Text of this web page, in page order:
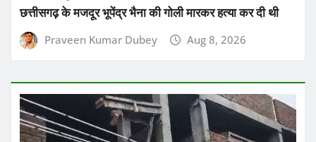
छत्तीसगढ़ के मजदूर भूपेंद्र भैना की गोली मारकर हत्या कर दी थी
Praveen Kumar Dubey Aug 8, 2026